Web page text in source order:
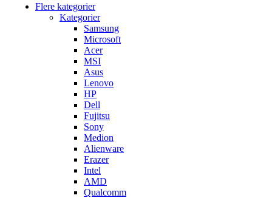
Flere kategorier
Kategorier
Samsung
Microsoft
Acer
MSI
Asus
Lenovo
HP
Dell
Fujitsu
Sony
Medion
Alienware
Erazer
Intel
AMD
Qualcomm